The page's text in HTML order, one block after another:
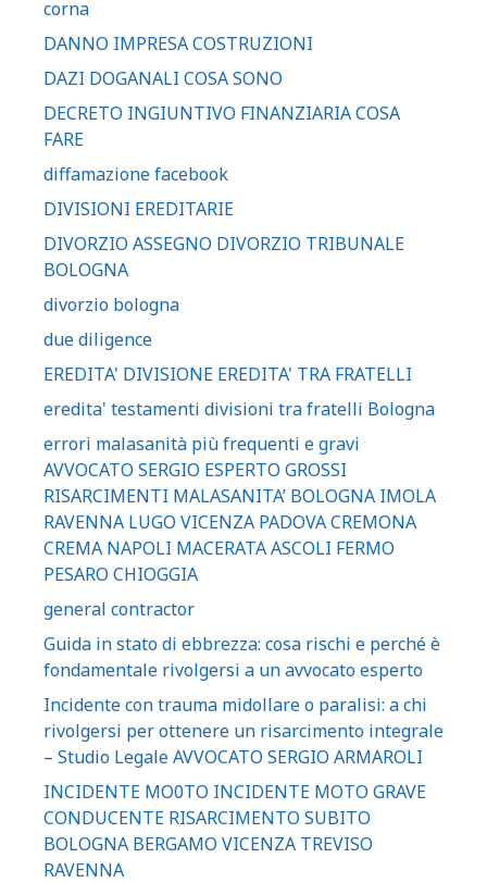
corna
DANNO IMPRESA COSTRUZIONI
DAZI DOGANALI COSA SONO
DECRETO INGIUNTIVO FINANZIARIA COSA
FARE
diffamazione facebook
DIVISIONI EREDITARIE
DIVORZIO ASSEGNO DIVORZIO TRIBUNALE
BOLOGNA
divorzio bologna
due diligence
EREDITA' DIVISIONE EREDITA' TRA FRATELLI
eredita' testamenti divisioni tra fratelli Bologna
errori malasanità più frequenti e gravi
AVVOCATO SERGIO ESPERTO GROSSI
RISARCIMENTI MALASANITA’ BOLOGNA IMOLA
RAVENNA LUGO VICENZA PADOVA CREMONA
CREMA NAPOLI MACERATA ASCOLI FERMO
PESARO CHIOGGIA
general contractor
Guida in stato di ebbrezza: cosa rischi e perché è
fondamentale rivolgersi a un avvocato esperto
Incidente con trauma midollare o paralisi: a chi
rivolgersi per ottenere un risarcimento integrale
– Studio Legale AVVOCATO SERGIO ARMAROLI
INCIDENTE MO0TO INCIDENTE MOTO GRAVE
CONDUCENTE RISARCIMENTO SUBITO
BOLOGNA BERGAMO VICENZA TREVISO
RAVENNA